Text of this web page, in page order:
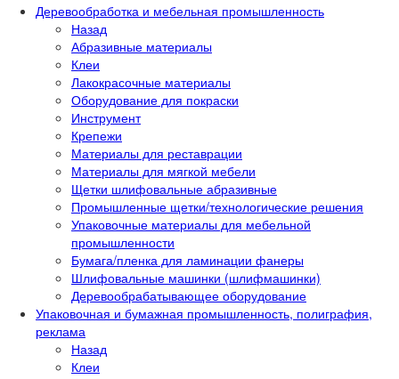
Деревообработка и мебельная промышленность
Назад
Абразивные материалы
Клеи
Лакокрасочные материалы
Оборудование для покраски
Инструмент
Крепежи
Материалы для реставрации
Материалы для мягкой мебели
Щетки шлифовальные абразивные
Промышленные щетки/технологические решения
Упаковочные материалы для мебельной
промышленности
Бумага/пленка для ламинации фанеры
Шлифовальные машинки (шлифмашинки)
Деревообрабатывающее оборудование
Упаковочная и бумажная промышленность, полиграфия,
реклама
Назад
Клеи